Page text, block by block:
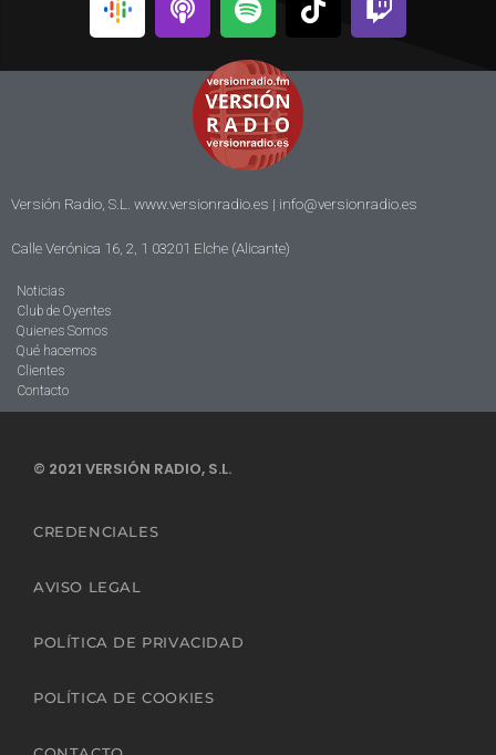
Versión Radio, S.L. www.versionradio.es | info@versionradio.es
Calle Verónica 16, 2, 1 03201 Elche (Alicante)
Noticias
Club de Oyentes
Quienes Somos
Qué hacemos
Clientes
Contacto
© 2021 VERSIÓN RADIO, S.L.
CREDENCIALES
AVISO LEGAL
POLÍTICA DE PRIVACIDAD
POLÍTICA DE COOKIES